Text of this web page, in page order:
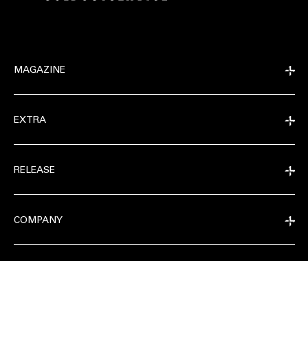
CONDIVIDI SU
MAGAZINE
EXTRA
RELEASE
COMPANY